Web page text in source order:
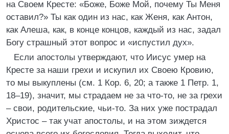
на Своем Кресте: «Боже, Боже Мой, почему Ты Меня
оставил?» Ты как один из нас, как Женя, как Антон,
как Алеша, как, в конце концов, каждый из нас, задал
Богу страшный этот вопрос и «испустил дух».
Если апостолы утверждают, что Иисус умер на
Кресте за наши грехи и искупил их Своею Кровию,
то мы выкуплены (см. 1 Кор. 6, 20; а также 1 Петр. 1,
18–19), значит, мы страдаем не за что-то, не за грехи
– свои, родительские, чьи-то. За них уже пострадал
Христос – так учат апостолы, и на этом зиждется